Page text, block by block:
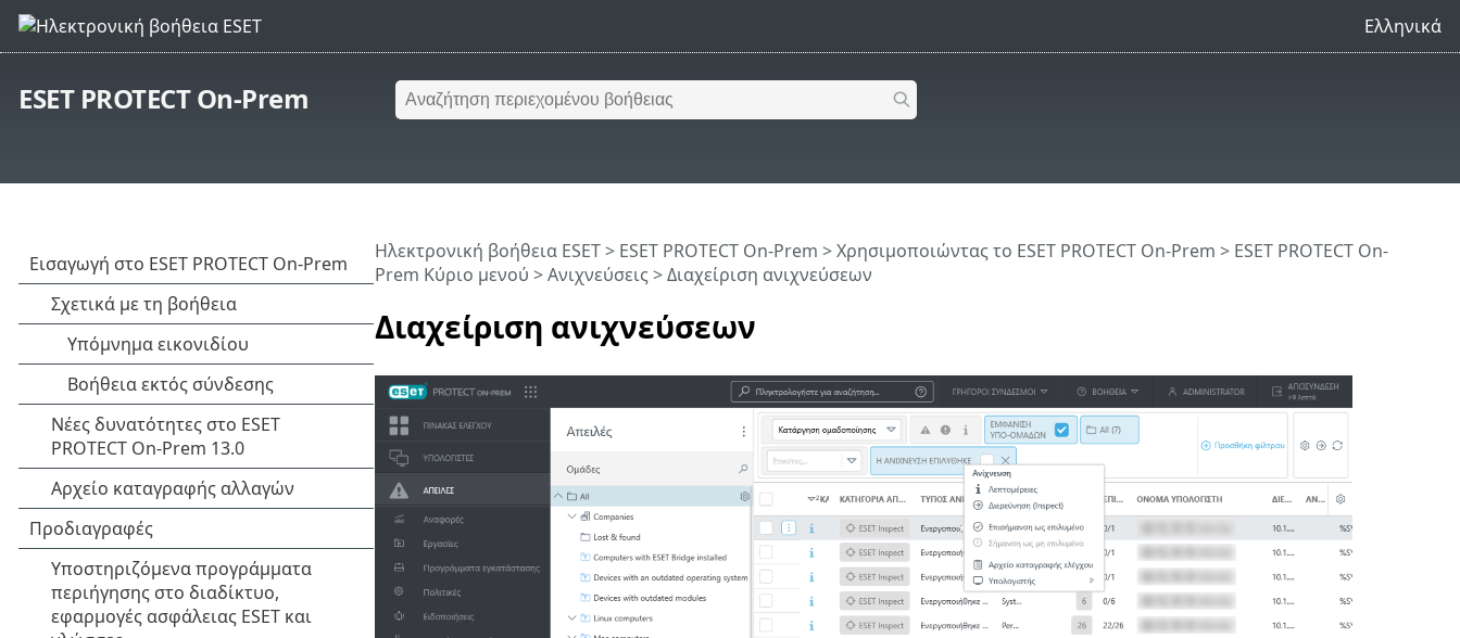
Ελληνικά
ESET PROTECT On-Prem
Διαχείριση ανιχνεύσεων
Ηλεκτρονική βοήθεια ESET> ESET PROTECT On-Prem >Χρησιμοποιώντας το ESET PROTECT On-Prem > ESET PROTECT On-
Prem Κύριο μενού >Ανιχνεύσεις> Διαχείριση ανιχνεύσεων